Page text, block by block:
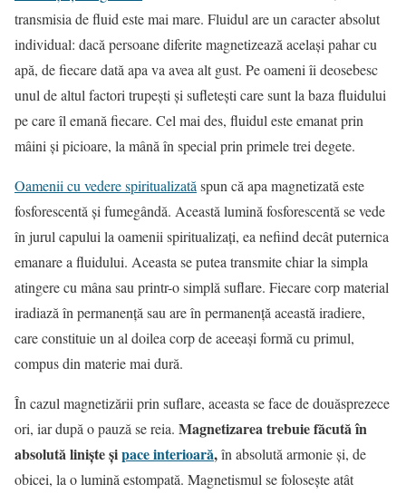
transmisia de fluid este mai mare. Fluidul are un caracter absolut
individual: dacă persoane diferite magnetizează acelaşi pahar cu
apă, de fiecare dată apa va avea alt gust. Pe oameni îi deosebesc
unul de altul factori trupeşti şi sufleteşti care sunt la baza fluidului
pe care îl emană fiecare. Cel mai des, fluidul este emanat prin
mâini şi picioare, la mână în special prin primele trei degete.
Oamenii cu vedere spiritualizată spun că apa magnetizată este
fosforescentă şi fumegândă. Această lumină fosforescentă se vede
în jurul capului la oamenii spiritualizaţi, ea nefiind decât puternica
emanare a fluidului. Aceasta se putea transmite chiar la simpla
atingere cu mâna sau printr-o simplă suflare. Fiecare corp material
iradiază în permanenţă sau are în permanenţă această iradiere,
care constituie un al doilea corp de aceeaşi formă cu primul,
compus din materie mai dură.
În cazul magnetizării prin suflare, aceasta se face de douăsprezece
ori, iar după o pauză se reia. Magnetizarea trebuie făcută în
absolută linişte şipace interioară,în absolută armonie şi, de
obicei, la o lumină estompată. Magnetismul se foloseşte atât